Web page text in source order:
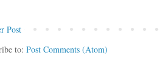
Post
to: Post Comments (Atom)